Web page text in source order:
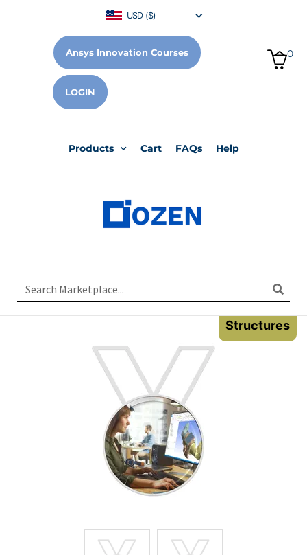
USD ($)
Ansys Innovation Courses 0
LOGIN
Products Cart FAQs Help
Structures